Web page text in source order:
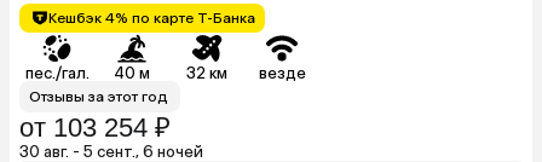
Кешбэк 4% по карте Т-Банка
пес./гал. 40 м 32 км везде
Отзывы за этот год
от 103 254 ₽
30 авг. - 5 сент., 6 ночей